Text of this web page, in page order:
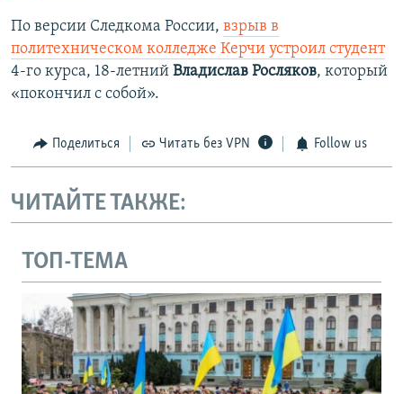
По версии Следкома России, взрыв в
политехническом колледже Керчи устроил студент
4-го курса, 18-летний Владислав Росляков, который
«покончил с собой».
Поделиться Читать без VPN Follow us
ЧИТАЙТЕ ТАКЖЕ:
ТОП-ТЕМА